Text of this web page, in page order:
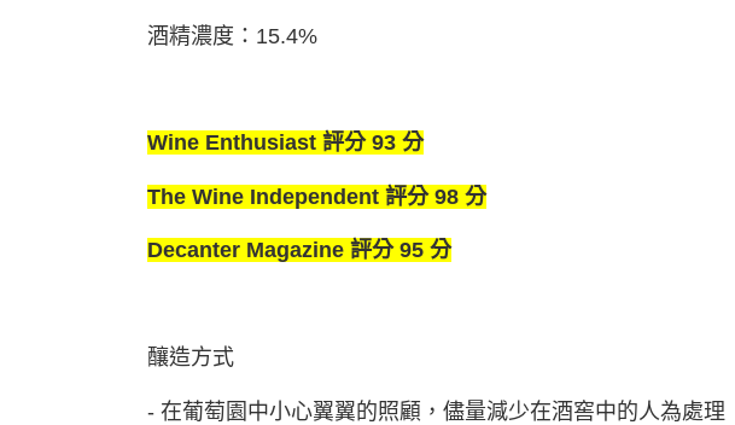
酒精濃度：15.4%
Wine Enthusiast 評分 93 分
The Wine Independent 評分 98 分
Decanter Magazine 評分 95 分
釀造方式
- 在葡萄園中小心翼翼的照顧，儘量減少在酒窖中的人為處理